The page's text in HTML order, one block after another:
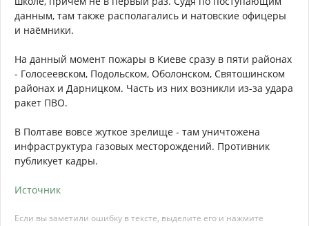
данным, там также располагались и натовские офицеры
и наёмники.
На данный момент пожары в Киеве сразу в пяти районах
- Голосеевском, Подольском, Оболонском, Святошинском
районах и Дарницком. Часть из них возникли из-за удара
ракет ПВО.
В Полтаве вовсе жуткое зрелище - там уничтожена
инфраструктура газовых месторождений. Противник
публикует кадры.
Источник
Если вы заметили ошибку в тексте, выделите его и нажмите